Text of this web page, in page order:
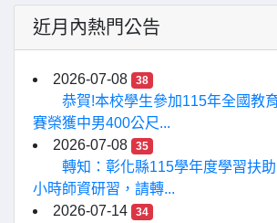
近月內熱門公告
2026-07-08 38
恭賀!本校學生參加115年全國教
賽榮獲中男400公尺...
2026-07-08
35
轉知：彰化縣115學年度學習扶
小時師資研習，請轉...
2026-07-14
34